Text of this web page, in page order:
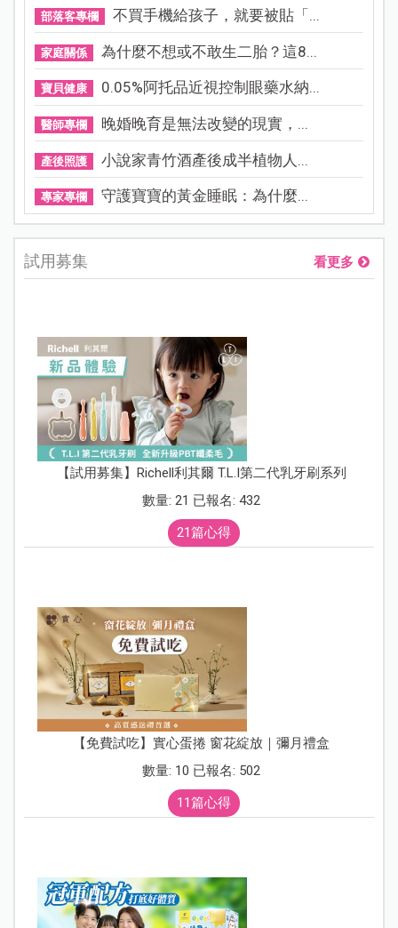
部落客專欄 不買手機給孩子，就要被貼「...
家庭關係 為什麼不想或不敢生二胎？這8...
寶貝健康 0.05%阿托品近視控制眼藥水納...
醫師專欄 晚婚晚育是無法改變的現實，...
產後照護 小說家青竹酒產後成半植物人...
專家專欄 守護寶寶的黃金睡眠：為什麼...
試用募集 看更多
【試用募集】Richell利其爾 T.L.I第二代乳牙刷系列
數量: 21 已報名: 432
21篇心得
【免費試吃】實心蛋捲 窗花綻放｜彌月禮盒
數量: 10 已報名: 502
11篇心得